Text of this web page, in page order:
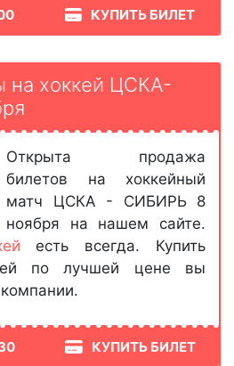
КУПИТЬ БИЛЕТ
на хоккей ЦСКА-
Открыта продажа
билетов на хоккейный
матч ЦСКА - СИБИРЬ 8
ноября на нашем сайте.
есть всегда. Купить
по лучшей цене вы
КУПИТЬ БИЛЕТ